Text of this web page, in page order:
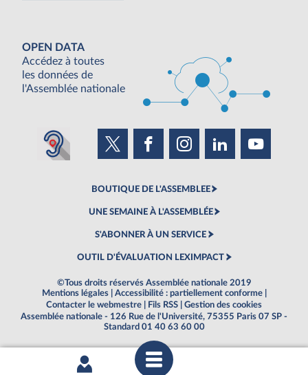
OPEN DATA
Accédez à toutes
les données de
l'Assemblée nationale
BOUTIQUE DE L'ASSEMBLEE
UNE SEMAINE À L'ASSEMBLÉE
S'ABONNER À UN SERVICE
OUTIL D'ÉVALUATION LEXIMPACT
©Tous droits réservés Assemblée nationale 2019
Mentions légales
Accessibilité : partiellement conforme
Contacter le webmestre
Fils RSS
Gestion des cookies
Assemblée nationale - 126 Rue de l'Université, 75355 Paris 07 SP -
Standard 01 40 63 60 00